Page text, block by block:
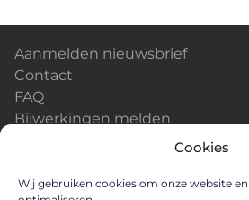
Cookies
Wij gebruiken cookies om onze website
Aanmelden nieuwsbrief
Contact
FAQ
Bijwerkingen melden
Careers